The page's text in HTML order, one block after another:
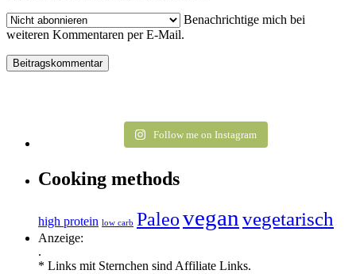
Benachrichtige mich bei
weiteren Kommentaren per E-Mail.
Follow me on Instagram
Cooking methods
high protein low carb Paleoveganvegetarisch
Anzeige:
.
* Links mit Sternchen sind Affiliate Links.